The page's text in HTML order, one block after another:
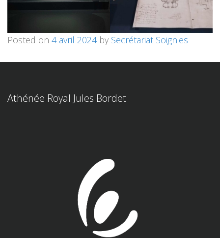
Posted on 4 avril 2024by Secrétariat Soignies
Athénée Royal Jules Bordet